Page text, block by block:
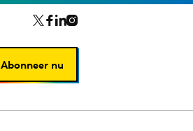
Abonneer nu
Abonneer nu